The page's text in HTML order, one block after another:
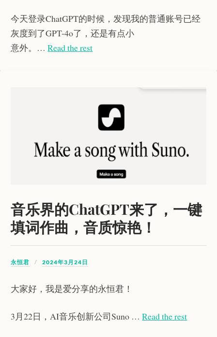
今天登录ChatGPT的时候，发现我的普通账号已经
灰度到了GPT-4o了，还是有点小
意外。…Read the rest
音乐界的ChatGPT来了，一键
填词作曲，音质惊艳！
永恒君 2024年3月24日
大家好，我是爱分享的永恒君！
3月22日，AI音乐创新公司Suno …Read the rest